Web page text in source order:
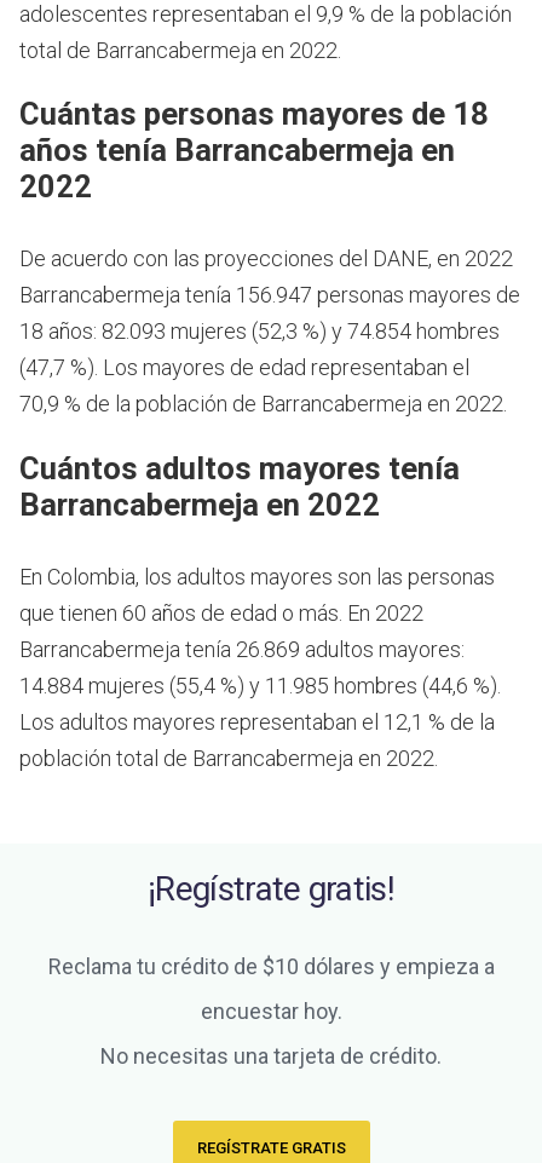
adolescentes representaban el 9,9 % de la población
total de Barrancabermeja en 2022.
Cuántas personas mayores de 18
años tenía Barrancabermeja en
2022
De acuerdo con las proyecciones del DANE, en 2022
Barrancabermeja tenía 156.947 personas mayores de
18 años: 82.093 mujeres (52,3 %) y 74.854 hombres
(47,7 %). Los mayores de edad representaban el
70,9 % de la población de Barrancabermeja en 2022.
Cuántos adultos mayores tenía
Barrancabermeja en 2022
En Colombia, los adultos mayores son las personas
que tienen 60 años de edad o más. En 2022
Barrancabermeja tenía 26.869 adultos mayores:
14.884 mujeres (55,4 %) y 11.985 hombres (44,6 %).
Los adultos mayores representaban el 12,1 % de la
población total de Barrancabermeja en 2022.
¡Regístrate gratis!
Reclama tu crédito de $10 dólares y empieza a
encuestar hoy.
No necesitas una tarjeta de crédito.
REGÍSTRATE GRATIS